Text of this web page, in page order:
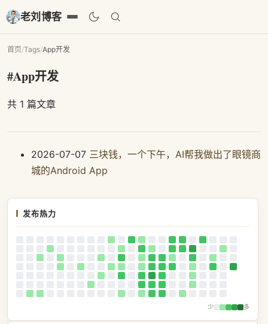
老刘博客
首页/Tags/App开发
#App开发
共 1 篇文章
2026-07-07 三块钱，一个下午，AI帮我做出了眼镜商
城的Android App
发布热力
少 多